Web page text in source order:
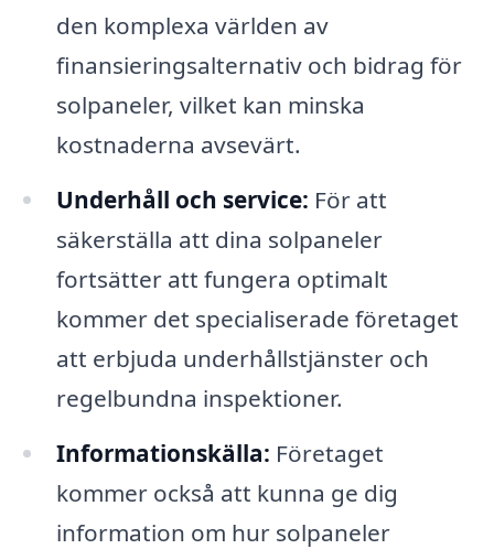
den komplexa världen av
finansieringsalternativ och bidrag för
solpaneler, vilket kan minska
kostnaderna avsevärt.
Underhåll och service: För att
säkerställa att dina solpaneler
fortsätter att fungera optimalt
kommer det specialiserade företaget
att erbjuda underhållstjänster och
regelbundna inspektioner.
Informationskälla: Företaget
kommer också att kunna ge dig
information om hur solpaneler